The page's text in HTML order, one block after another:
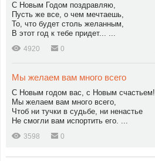
С Новым Годом поздравляю,
Пусть же все, о чем мечтаешь,
То, что будет столь желанным,
В этот год к тебе придет... ...
4920 0
Мы желаем вам много всего
С Новым годом вас, с Новым счастьем!
Мы желаем вам много всего,
Чтоб ни тучки в судьбе, ни ненастье
Не смогли вам испортить его. ...
3598 0